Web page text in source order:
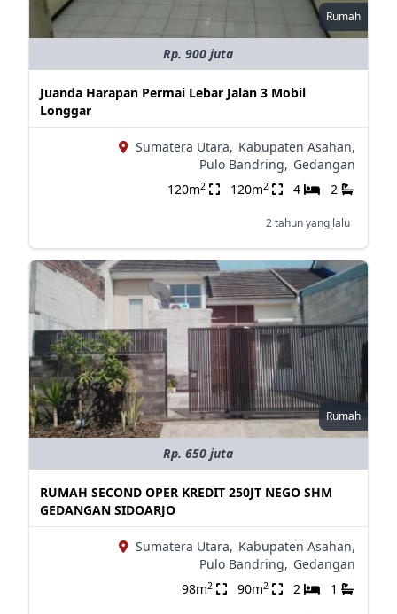
Rumah
Rp. 900 juta
Juanda Harapan Permai Lebar Jalan 3 Mobil
Longgar
Sumatera Utara, Kabupaten Asahan,
Pulo Bandring, Gedangan
120m2 120m2 4 2
2 tahun yang lalu
Rumah
Rp. 650 juta
RUMAH SECOND OPER KREDIT 250JT NEGO SHM
GEDANGAN SIDOARJO
Sumatera Utara, Kabupaten Asahan,
Pulo Bandring, Gedangan
98m2 90m2 2 1